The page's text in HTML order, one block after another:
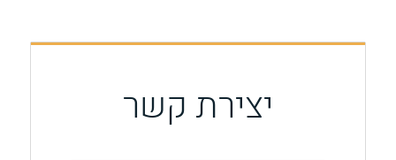
יצירת קשר